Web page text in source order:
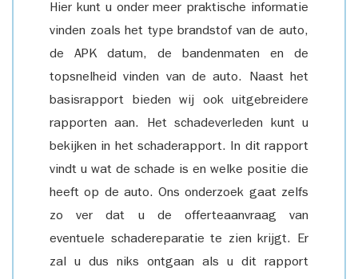
Hier kunt u onder meer praktische informatie
vinden zoals het type brandstof van de auto,
de APK datum, de bandenmaten en de
topsnelheid vinden van de auto. Naast het
basisrapport bieden wij ook uitgebreidere
rapporten aan. Het schadeverleden kunt u
bekijken in het schaderapport. In dit rapport
vindt u wat de schade is en welke positie die
heeft op de auto. Ons onderzoek gaat zelfs
zo ver dat u de offerteaanvraag van
eventuele schadereparatie te zien krijgt. Er
zal u dus niks ontgaan als u dit rapport